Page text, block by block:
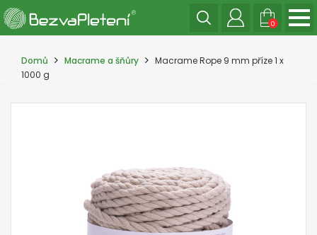
0
Domů Macrame a šňůry
Macrame Rope 9 mm příze 1 x
1000 g